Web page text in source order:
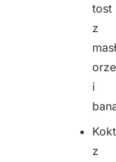
tost
z
i
z